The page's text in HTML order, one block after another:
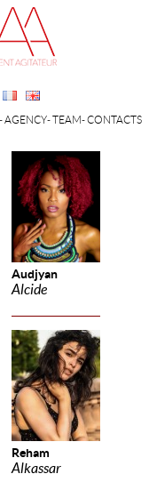
Audjyan
Alcide
Reham
Alkassar
AGENCY TEAM CONTACTS